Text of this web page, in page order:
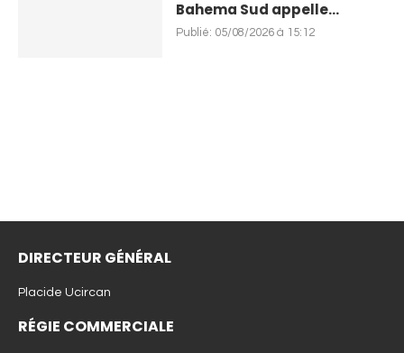
Bahema Sud appelle...
Publié: 05/08/2026 à 15:12
DIRECTEUR GÉNÉRAL
Placide Ucircan
RÉGIE COMMERCIALE